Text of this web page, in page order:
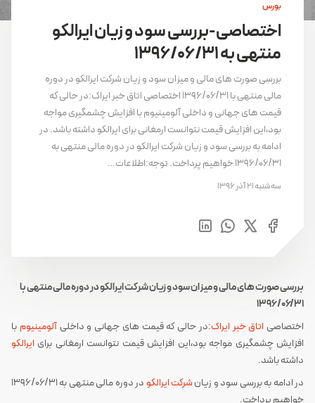
بورس
اختصاصی-بررسی سود و زیان ایرالکو
منتهی به 1396/06/31
بررسی صورت های مالی و میزان سود و زیان شرکت ایرالکو در دوره
مالی منتهی با ۱۳۹۶/۰۶/۳۱ اختصاصی اتاق خبر ایراک:در حالی که
قیمت های جهانی و داخلی آلومینیوم با افزایش چشمگیری مواجه
بود،این افزایش قیمت نتوانست ارمغانی برای ایرالکو داشته باشد. در
ادامه به بررسی سود و زیان شرکت ایرالکو در دوره مالی منتهی به
۱۳۹۶/۰۶/۳۱ خواهیم پرداخت. توجه:اطلاعات…
سه‌شنبه 21 آذر 1396
بررسی صورت های مالی و میزان سود و زیان شرکت ایرالکو در دوره مالی منتهی با
۱۳۹۶/۰۶/۳۱
اختصاصی اتاق خبر ایراک:در حالی که قیمت های جهانی و داخلیآلومینیوم با
افزایش چشمگیری مواجه بود،این افزایش قیمت نتوانست ارمغانی برای ایرالکو
داشته باشد.
در ادامه به بررسی سود و زیانشرکت ایرالکو
در دوره مالی منتهی به ۱۳۹۶/۰۶/۳۱
خواهیم پرداخت.